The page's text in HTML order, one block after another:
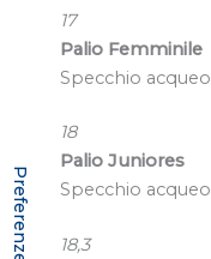
17
Palio Femminile
Specchio
18
Palio Juniores
Specchio
18,3